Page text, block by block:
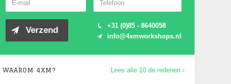
+31 (0)85 - 8640058
info@4xmworkshops.nl
Lees alle 10 de redenen ›
WAAROM 4XM?